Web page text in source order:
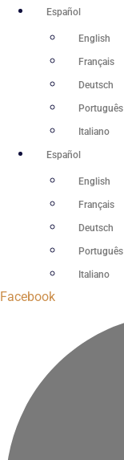
contenido
Español
English
Français
Deutsch
Português
Italiano
Español
English
Français
Deutsch
Português
Italiano
Facebook